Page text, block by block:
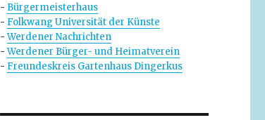
- Bürgermeisterhaus
- Folkwang Universität der Künste
-Werdener Nachrichten
-Werdener Bürger- und Heimatverein
- Freundeskreis Gartenhaus Dingerkus